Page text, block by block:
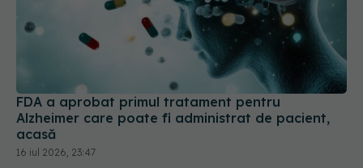
FDA a aprobat primul tratament pentru
Alzheimer care poate fi administrat de pacient,
acasă
16 iul 2026, 23:47